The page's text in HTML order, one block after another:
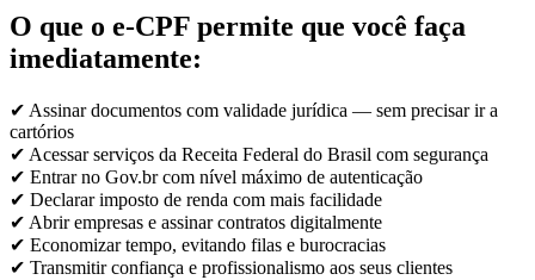
O que o e-CPF permite que você faça
imediatamente:
✔ Assinar documentos com validade jurídica — sem precisar ir a
cartórios
✔ Acessar serviços da Receita Federal do Brasil com segurança
✔ Entrar no Gov.br com nível máximo de autenticação
✔ Declarar imposto de renda com mais facilidade
✔ Abrir empresas e assinar contratos digitalmente
✔ Economizar tempo, evitando filas e burocracias
✔ Transmitir confiança e profissionalismo aos seus clientes